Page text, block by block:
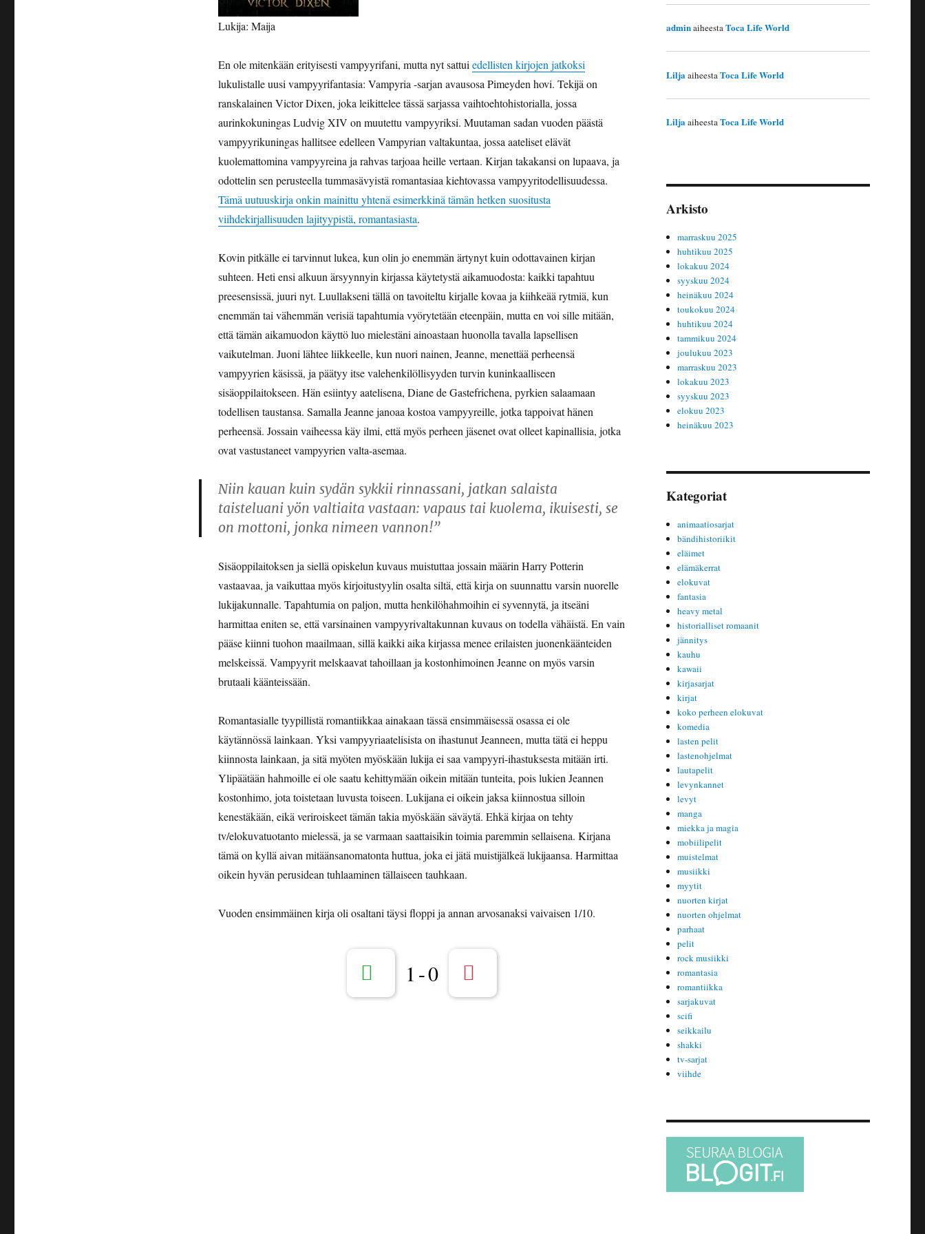
Lukija: Maija
En ole mitenkään erityisesti vampyyrifani, mutta nyt sattui edellisten kirjojen jatkoksi
lukulistalle uusi vampyyrifantasia: Vampyria -sarjan avausosa Pimeyden hovi. Tekijä on
ranskalainen Victor Dixen, joka leikittelee tässä sarjassa vaihtoehtohistorialla, jossa
aurinkokuningas Ludvig XIV on muutettu vampyyriksi. Muutaman sadan vuoden päästä
vampyyrikuningas hallitsee edelleen Vampyrian valtakuntaa, jossa aateliset elävät
kuolemattomina vampyyreina ja rahvas tarjoaa heille vertaan. Kirjan takakansi on lupaava, ja
odottelin sen perusteella tummasävyistä romantasiaa kiehtovassa vampyyritodellisuudessa.
Tämä uutuuskirja onkin mainittu yhtenä esimerkkinä tämän hetken suositusta
viihdekirjallisuuden lajityypistä, romantasiasta.
Kovin pitkälle ei tarvinnut lukea, kun olin jo enemmän ärtynyt kuin odottavainen kirjan
suhteen. Heti ensi alkuun ärsyynnyin kirjassa käytetystä aikamuodosta: kaikki tapahtuu
preesensissä, juuri nyt. Luullakseni tällä on tavoiteltu kirjalle kovaa ja kiihkeää rytmiä, kun
enemmän tai vähemmän verisiä tapahtumia vyörytetään eteenpäin, mutta en voi sille mitään,
että tämän aikamuodon käyttö luo mielestäni ainoastaan huonolla tavalla lapsellisen
vaikutelman. Juoni lähtee liikkeelle, kun nuori nainen, Jeanne, menettää perheensä
vampyyrien käsissä, ja päätyy itse valehenkilöllisyyden turvin kuninkaalliseen
sisäoppilaitokseen. Hän esiintyy aatelisena, Diane de Gastefrichena, pyrkien salaamaan
todellisen taustansa. Samalla Jeanne janoaa kostoa vampyyreille, jotka tappoivat hänen
perheensä. Jossain vaiheessa käy ilmi, että myös perheen jäsenet ovat olleet kapinallisia, jotka
ovat vastustaneet vampyyrien valta-asemaa.
Niin kauan kuin sydän sykkii rinnassani, jatkan salaista
taisteluani yön valtiaita vastaan: vapaus tai kuolema, ikuisesti, se
on mottoni, jonka nimeen vannon!”
Sisäoppilaitoksen ja siellä opiskelun kuvaus muistuttaa jossain määrin Harry Potterin
vastaavaa, ja vaikuttaa myös kirjoitustyylin osalta siltä, että kirja on suunnattu varsin nuorelle
lukijakunnalle. Tapahtumia on paljon, mutta henkilöhahmoihin ei syvennytä, ja itseäni
harmittaa eniten se, että varsinainen vampyyrivaltakunnan kuvaus on todella vähäistä. En vain
pääse kiinni tuohon maailmaan, sillä kaikki aika kirjassa menee erilaisten juonenkäänteiden
melskeissä. Vampyyrit melskaavat tahoillaan ja kostonhimoinen Jeanne on myös varsin
brutaali käänteissään.
Romantasialle tyypillistä romantiikkaa ainakaan tässä ensimmäisessä osassa ei ole
käytännössä lainkaan. Yksi vampyyriaatelisista on ihastunut Jeanneen, mutta tätä ei heppu
kiinnosta lainkaan, ja sitä myöten myöskään lukija ei saa vampyyri-ihastuksesta mitään irti.
Ylipäätään hahmoille ei ole saatu kehittymään oikein mitään tunteita, pois lukien Jeannen
kostonhimo, jota toistetaan luvusta toiseen. Lukijana ei oikein jaksa kiinnostua silloin
kenestäkään, eikä veriroiskeet tämän takia myöskään säväytä. Ehkä kirjaa on tehty
tv/elokuvatuotanto mielessä, ja se varmaan saattaisikin toimia paremmin sellaisena. Kirjana
tämä on kyllä aivan mitäänsanomatonta huttua, joka ei jätä muistijälkeä lukijaansa. Harmittaa
oikein hyvän perusidean tuhlaaminen tällaiseen tauhkaan.
Vuoden ensimmäinen kirja oli osaltani täysi floppi ja annan arvosanaksi vaivaisen 1/10.
1 -0
adminaiheestaToca Life World
LiljaaiheestaToca Life World
LiljaaiheestaToca Life World
Arkisto
marraskuu 2025
huhtikuu 2025
lokakuu 2024
syyskuu 2024
heinäkuu 2024
toukokuu 2024
huhtikuu 2024
tammikuu 2024
joulukuu 2023
marraskuu 2023
lokakuu 2023
syyskuu 2023
elokuu 2023
heinäkuu 2023
Kategoriat
animaatiosarjat
bändihistoriikit
eläimet
elämäkerrat
elokuvat
fantasia
heavy metal
historialliset romaanit
jännitys
kauhu
kawaii
kirjasarjat
kirjat
koko perheen elokuvat
komedia
lasten pelit
lastenohjelmat
lautapelit
levynkannet
levyt
manga
miekka ja magia
mobiilipelit
muistelmat
musiikki
myytit
nuorten kirjat
nuorten ohjelmat
parhaat
pelit
rock musiikki
romantasia
romantiikka
sarjakuvat
scifi
seikkailu
shakki
tv-sarjat
viihde